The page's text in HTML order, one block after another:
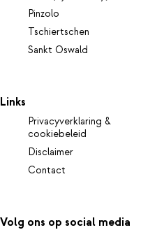
Pinzolo
Tschiertschen
Sankt Oswald
Links
Privacyverklaring &
cookiebeleid
Disclaimer
Contact
Volg ons op social media